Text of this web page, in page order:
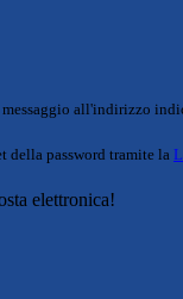
all'indirizzo
della password tramite la
elettronica!